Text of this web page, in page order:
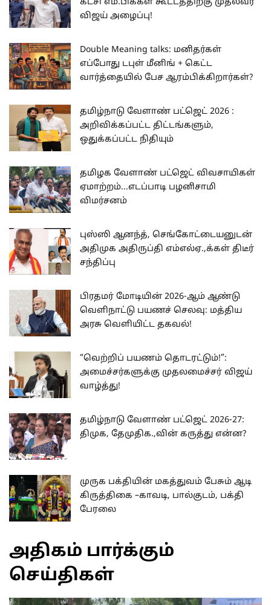
விஜய் அழைப்பு!
Double Meaning talks: மனிதர்கள்
எப்போது டபுள் மீனிங் + கெட்ட
வார்த்தையில் பேச ஆரம்பிக்கிறார்கள்?
தமிழ்நாடு வேளாண் பட்ஜெட் 2026 :
அறிவிக்கப்பட்ட திட்டங்களும்,
ஒதுக்கப்பட்ட நிதியும்
தமிழக வேளாண் பட்ஜெட் விவசாயிகள்
ஏமாற்றம்...எடப்பாடி பழனிசாமி
விமர்சனம்
புஸ்ஸி ஆனந்த், செங்கோட்டையனுடன்
அதிமுக அதிருப்தி எம்எல்ஏ.,க்கள் திடீர்
சந்திப்பு
பிரதமர் மோடியின் 2026-ஆம் ஆண்டு
வெளிநாட்டு பயணச் செலவு: மத்திய
அரசு வெளியிட்ட தகவல்!
“வெற்றிப் பயணம் தொடரட்டும்!”:
அமைச்சர்களுக்கு முதலமைச்சர் விஜய்
வாழ்த்து!
தமிழ்நாடு வேளாண் பட்ஜெட் 2026-27:
திமுக, தேமுதிக.,வின் கருத்து என்ன?
முருக பக்தியின் மகத்துவம் பேசும் ஆடி
கிருத்திகை –காவடி, பால்குடம், பக்தி
பேரலை
அதிகம் பார்க்கும்
செய்திகள்